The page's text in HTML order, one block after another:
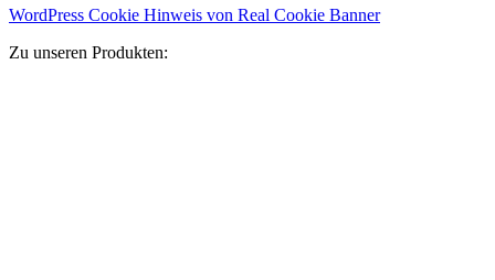
WordPress Cookie Hinweis von Real Cookie Banner
Zu unseren Produkten: